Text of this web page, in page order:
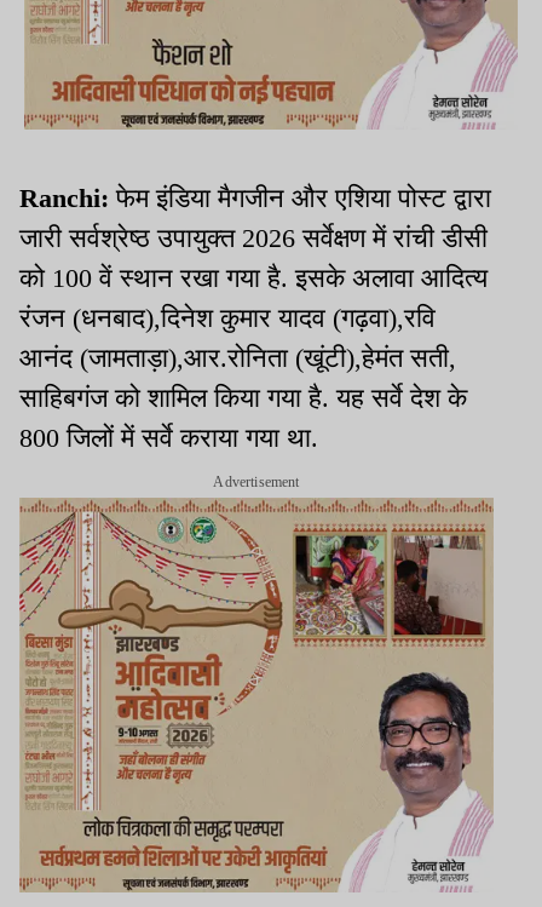
Ranchi: फेम इंडिया मैगजीन और एशिया पोस्ट द्वारा
जारी सर्वश्रेष्ठ उपायुक्त 2026 सर्वेक्षण में रांची डीसी
को 100 वें स्थान रखा गया है. इसके अलावा आदित्य
रंजन (धनबाद),दिनेश कुमार यादव (गढ़वा),रवि
आनंद (जामताड़ा),आर.रोनिता (खूंटी),हेमंत सती,
साहिबगंज को शामिल किया गया है. यह सर्वे देश के
800 जिलों में सर्वे कराया गया था.
Advertisement